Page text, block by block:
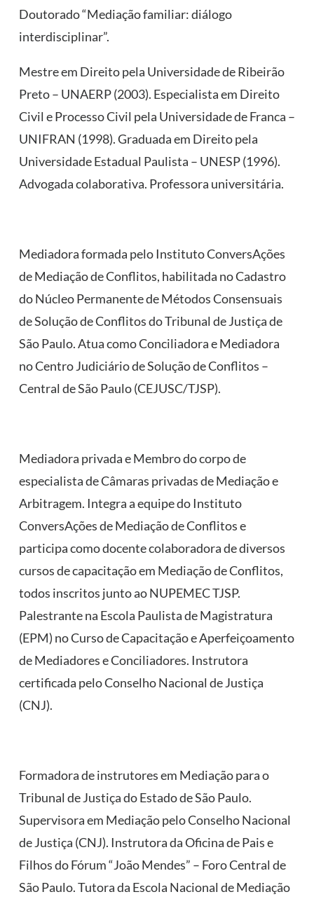
Doutorado “Mediação familiar: diálogo
interdisciplinar”.
Mestre em Direito pela Universidade de Ribeirão
Preto – UNAERP (2003). Especialista em Direito
Civil e Processo Civil pela Universidade de Franca –
UNIFRAN (1998). Graduada em Direito pela
Universidade Estadual Paulista – UNESP (1996).
Advogada colaborativa. Professora universitária.
Mediadora formada pelo Instituto ConversAções
de Mediação de Conflitos, habilitada no Cadastro
do Núcleo Permanente de Métodos Consensuais
de Solução de Conflitos do Tribunal de Justiça de
São Paulo. Atua como Conciliadora e Mediadora
no Centro Judiciário de Solução de Conflitos –
Central de São Paulo (CEJUSC/TJSP).
Mediadora privada e Membro do corpo de
especialista de Câmaras privadas de Mediação e
Arbitragem. Integra a equipe do Instituto
ConversAções de Mediação de Conflitos e
participa como docente colaboradora de diversos
cursos de capacitação em Mediação de Conflitos,
todos inscritos junto ao NUPEMEC TJSP.
Palestrante na Escola Paulista de Magistratura
(EPM) no Curso de Capacitação e Aperfeiçoamento
de Mediadores e Conciliadores. Instrutora
certificada pelo Conselho Nacional de Justiça
(CNJ).
Formadora de instrutores em Mediação para o
Tribunal de Justiça do Estado de São Paulo.
Supervisora em Mediação pelo Conselho Nacional
de Justiça (CNJ). Instrutora da Oficina de Pais e
Filhos do Fórum “João Mendes” – Foro Central de
São Paulo. Tutora da Escola Nacional de Mediação